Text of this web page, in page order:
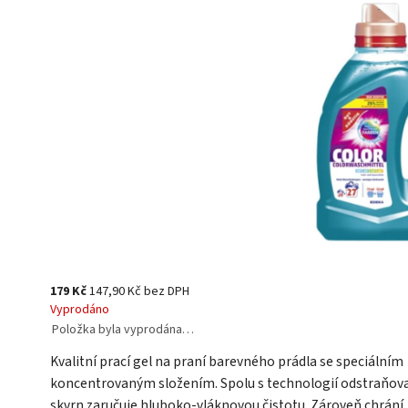
179 Kč147,90 Kč bez DPH
Vyprodáno
Položka byla vyprodána…
Kvalitní prací gel na praní barevného prádla se speciálním
koncentrovaným složením. Spolu s technologií